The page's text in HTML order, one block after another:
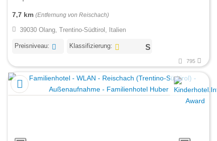
7,7 km (Entfernung von Reischach)
39030 Olang, Trentino-Südtirol, Italien
Preisniveau: Klassifizierung:
795